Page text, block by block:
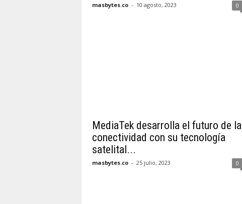
masbytes.co - 10 agosto, 2023 0
MediaTek desarrolla el futuro de la
conectividad con su tecnología
satelital...
masbytes.co - 25 julio, 2023 0